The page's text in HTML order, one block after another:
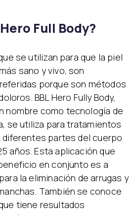
Full Body?
se utilizan para que la piel
sano y vivo, son
porque son métodos
BBL Hero Fully Body,
nombre como tecnología de
se utiliza para tratamientos
diferentes partes del cuerpo
años. Esta aplicación que
en conjunto es a
la eliminación de arrugas y
También se conoce
tiene resultados